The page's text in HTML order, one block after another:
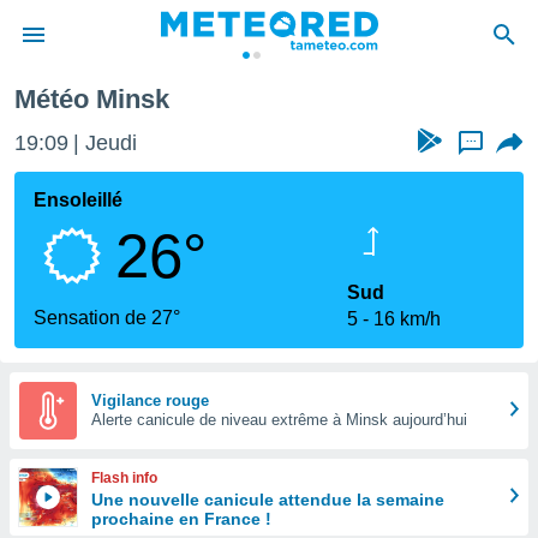
de
Météo Minsk
19:09 Jeudi ...
Ensoleillé
26°
Sensation de 27°
Sud
5
16 km/h
Vigilance rouge
Alerte canicule de niveau extrême à Minsk aujourd’hui
Flash info
Une nouvelle canicule attendue la semaine
prochaine en France !